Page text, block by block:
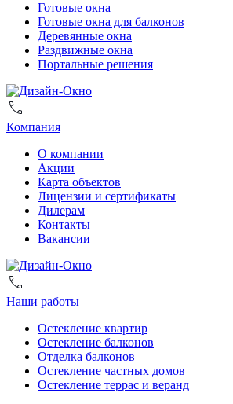
Готовые окна
Готовые окна для балконов
Деревянные окна
Раздвижные окна
Портальные решения
Компания
О компании
Акции
Карта объектов
Лицензии и сертификаты
Дилерам
Контакты
Вакансии
Наши работы
Остекление квартир
Остекление балконов
Отделка балконов
Остекление частных домов
Остекление террас и веранд